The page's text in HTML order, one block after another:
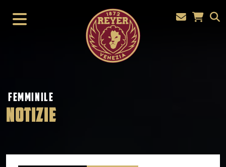
FEMMINILE
NOTIZIE